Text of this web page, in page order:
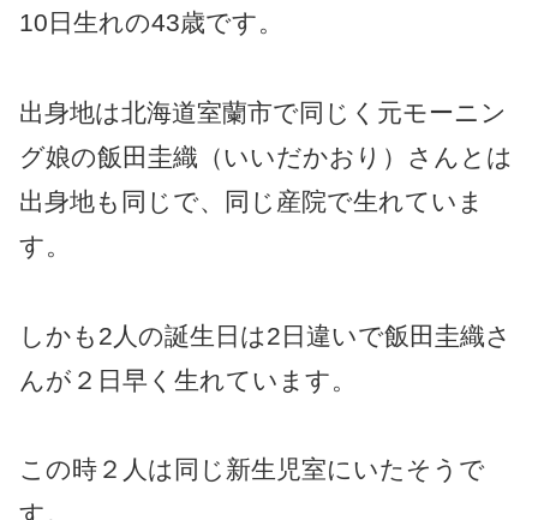
10日生れの43歳です。
出身地は北海道室蘭市で同じく元モーニン
グ娘の飯田圭織（いいだかおり）さんとは
出身地も同じで、同じ産院で生れていま
す。
しかも2人の誕生日は2日違いで飯田圭織さ
んが２日早く生れています。
この時２人は同じ新生児室にいたそうで
す。